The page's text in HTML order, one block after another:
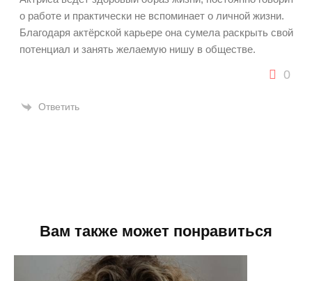
о работе и практически не вспоминает о личной жизни.
Благодаря актёрской карьере она сумела раскрыть свой
потенциал и занять желаемую нишу в обществе.
0
Ответить
Вам также может понравиться